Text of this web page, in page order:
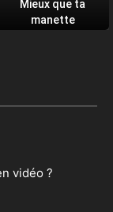
Mieux que ta
manette
vidéo ?